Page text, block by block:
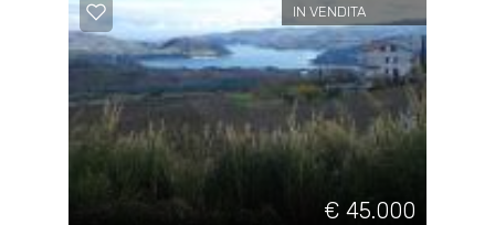
IN VENDITA
€ 45.000